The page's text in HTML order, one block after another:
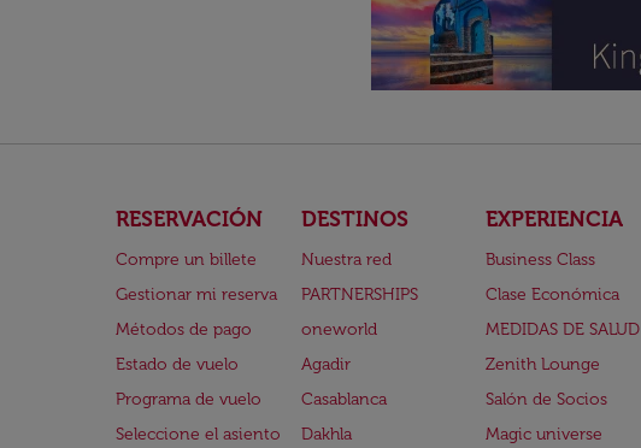
RESERVACIÓN
Compre un billete
Gestionar mi reserva
Métodos de pago
Estado de vuelo
Programa de vuelo
Seleccione el asiento
DESTINOS
Nuestra red
PARTNERSHIPS
oneworld
Agadir
Casablanca
Dakhla
EXPERIENCIA
Business Class
Clase Económica
MEDIDAS DE SALUD
Zenith Lounge
Salón de Socios
Magic universe